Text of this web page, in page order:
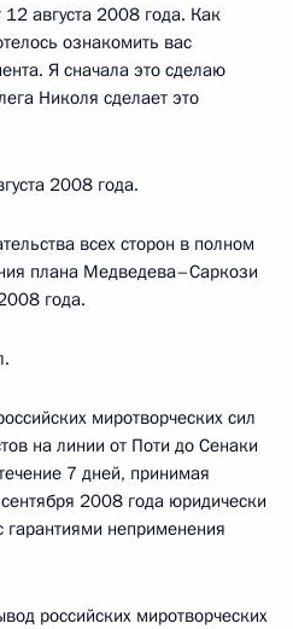
августа 2008 года. Как
ознакомить вас
Я сначала это сделаю
Николя сделает это
2008 года.
всех сторон в полном
плана Медведева–Саркози
года.
миротворческих сил
на линии от Поти до Сенаки
7 дней, принимая
2008 года юридически
неприменения
российских миротворческих